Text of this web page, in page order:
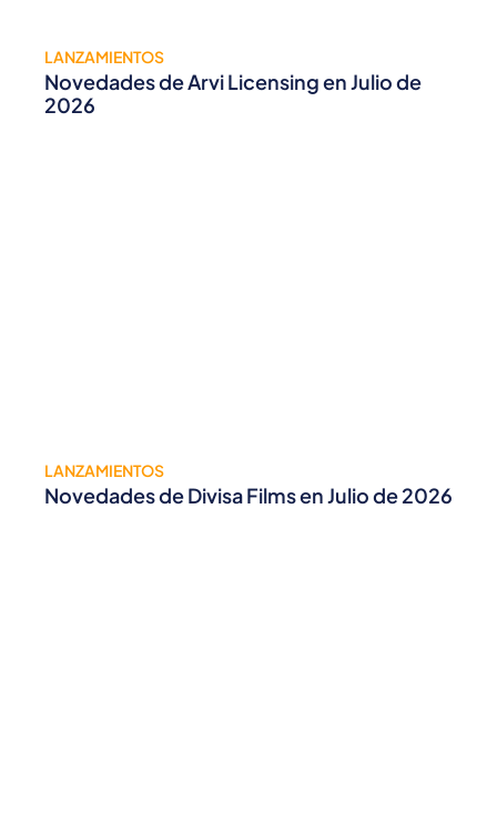
LANZAMIENTOS
Novedades de Arvi Licensing en Julio de
2026
LANZAMIENTOS
Novedades de Divisa Films en Julio de 2026